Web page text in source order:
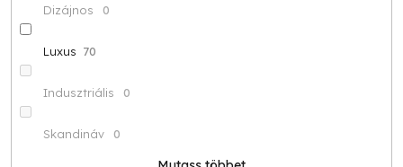
Dizájnos 0
Luxus 70
Indusztriális 0
Skandináv 0